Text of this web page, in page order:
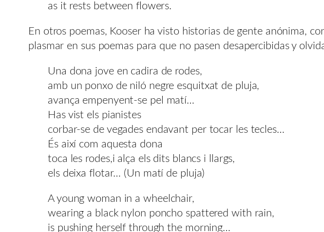
as it rests between flowers.
En otros poemas, Kooser ha visto historias de gente anónima,
plasmar en sus poemas para que no pasen desapercibidas y
Una dona jove en cadira de rodes,
amb un ponxo de niló negre esquitxat de pluja,
avança empenyent-se pel matí…
Has vist els pianistes
corbar-se de vegades endavant per tocar les tecles…
És així com aquesta dona
toca les rodes,i alça els dits blancs i llargs,
els deixa flotar… (Un matí de pluja)
A young woman in a wheelchair,
wearing a black nylon poncho spattered with rain,
is pushing herself through the morning…